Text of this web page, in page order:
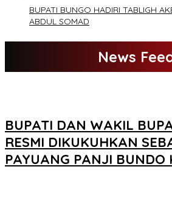
BUPATI BUNGO HADIRI TABLIGH
ABDUL SOMAD
News
BUPATI DAN WAKIL
RESMI DIKUKUHKAN
PAYUANG PANJI BUNDO